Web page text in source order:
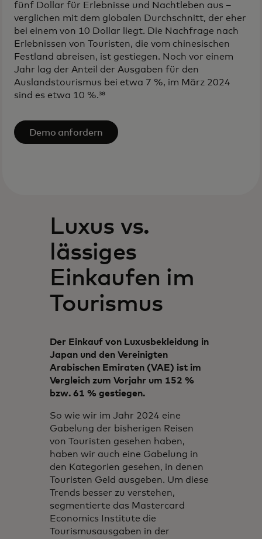
fünf Dollar für Erlebnisse und Nachtleben aus –
verglichen mit dem globalen Durchschnitt, der eher
bei einem von 10 Dollar liegt. Die Nachfrage nach
Erlebnissen von Touristen, die vom chinesischen
Festland abreisen, ist gestiegen. Noch vor einem
Jahr lag der Anteil der Ausgaben für den
Auslandstourismus bei etwa 7 %, im März 2024
sind es etwa 10 %.³⁸
Demo anfordern
Luxus vs.
lässiges
Einkaufen im
Tourismus
Der Einkauf von Luxusbekleidung in
Japan und den Vereinigten
Arabischen Emiraten (VAE) ist im
Vergleich zum Vorjahr um 152 %
bzw. 61 % gestiegen.
So wie wir im Jahr 2024 eine
Gabelung der bisherigen Reisen
von Touristen gesehen haben,
haben wir auch eine Gabelung in
den Kategorien gesehen, in denen
Touristen Geld ausgeben. Um diese
Trends besser zu verstehen,
segmentierte das Mastercard
Economics Institute die
Tourismusausgaben in der